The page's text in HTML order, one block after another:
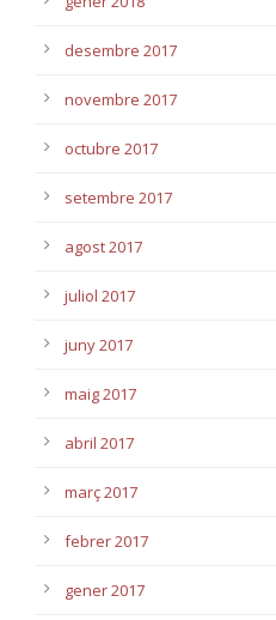
desembre 2017
novembre 2017
octubre 2017
setembre 2017
agost 2017
juliol 2017
juny 2017
maig 2017
abril 2017
març 2017
febrer 2017
gener 2017